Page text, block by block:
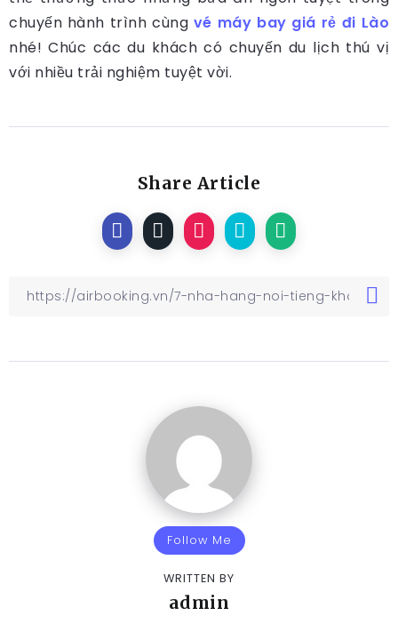
chuyến hành trình cùng vé máy bay giá rẻ đi Lào
nhé! Chúc các du khách có chuyến du lịch thú vị
với nhiều trải nghiệm tuyệt vời.
Share Article
Follow Me
WRITTEN BY
admin